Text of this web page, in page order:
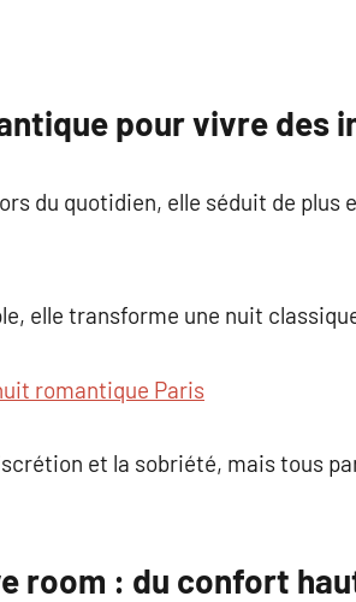
pour vivre des
du quotidien, elle séduit de plus
elle transforme une nuit
romantique Paris
et la sobriété, mais tous
room : du confort